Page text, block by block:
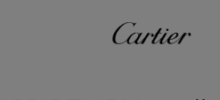
كارتييه